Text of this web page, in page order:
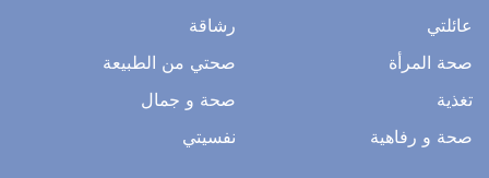
عائلتي
صحة المرأة
تغذية
صحة و رفاهية
رشاقة
صحتي من الطبيعة
صحة و جمال
نفسيتي